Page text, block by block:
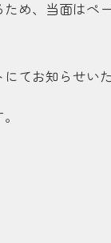
め、当面は
てお知らせいた